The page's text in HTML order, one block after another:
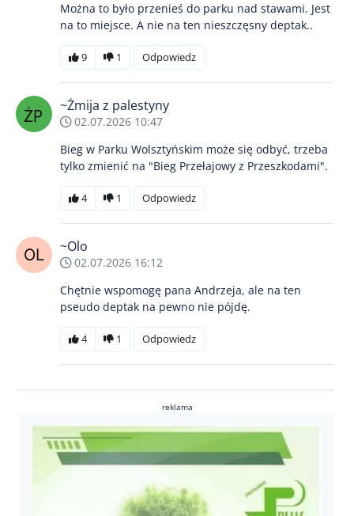
Można to było przenieś do parku nad stawami. Jest
na to miejsce. A nie na ten nieszczęsny deptak..
9 1 Odpowiedz
~Żmija z palestyny
02.07.2026 10:47
Bieg w Parku Wolsztyńskim może się odbyć, trzeba
tylko zmienić na "Bieg Przełajowy z Przeszkodami".
4 1 Odpowiedz
~Olo
02.07.2026 16:12
Chętnie wspomogę pana Andrzeja, ale na ten
pseudo deptak na pewno nie pójdę.
4 1 Odpowiedz
reklama